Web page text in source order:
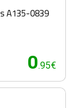
A135-0839
0.95€